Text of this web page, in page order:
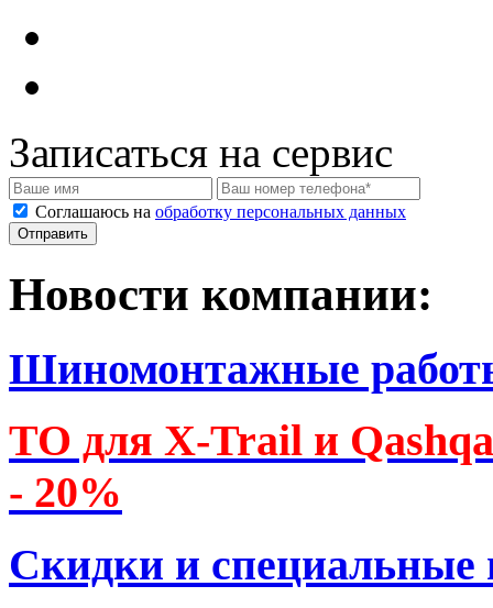
Записаться на сервис
Соглашаюсь на обработку персональных данных
Новости компании:
Шиномонтажные
ТО для X-Trail и
- 20%
Скидки и специальные